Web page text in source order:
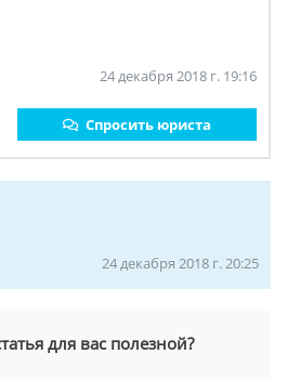
24 декабря 2018 г. 19:16
Спросить юриста
24 декабря 2018 г. 20:25
для вас полезной?